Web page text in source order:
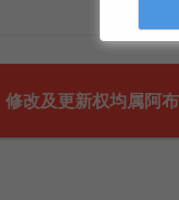
改及更新权均属阿布